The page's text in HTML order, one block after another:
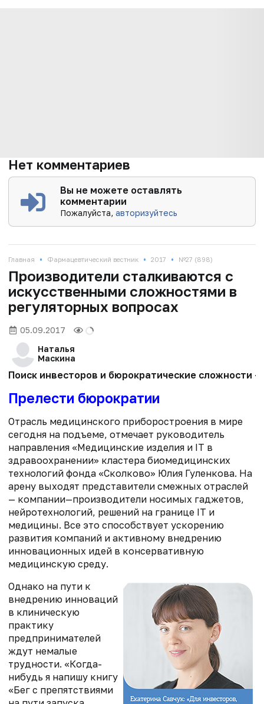
Нет комментариев
Вы не можете оставлять
комментарии
Пожалуйста,авторизуйтесь
Главная • Фармацевтический вестник • 2017 • №27 (898)
Производители сталкиваются с
искусственными сложностями в
регуляторных вопросах
05.09.2017
Наталья
Маскина
Поиск инвесторов и бюрократические сложности
Прелести бюрократии
Отрасль медицинского приборостроения в мире
сегодня на подъеме, отмечает руководитель
направления «Медицинские изделия и IТ в
здравоохранении» кластера биомедицинских
технологий фонда «Сколково» Юлия Гуленкова. На
арену выходят представители смежных отраслей
— компании—производители носимых гаджетов,
нейротехнологий, решений на границе IТ и
медицины. Все это способствует ускорению
развития компаний и активному внедрению
инновационных идей в консервативную
медицинскую среду.
Однако на пути к
внедрению инноваций
в клиническую
практику
предпринимателей
ждут немалые
трудности. «Когда-
нибудь я напишу книгу
«Бег с препятствиями